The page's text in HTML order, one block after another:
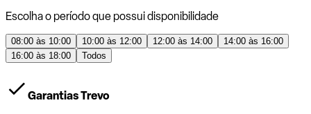
Escolha o período que possui disponibilidade
08:00 às 10:00 10:00 às 12:00 12:00 às 14:00
14:00 às 16:00
16:00 às 18:00
Todos
Garantias Trevo